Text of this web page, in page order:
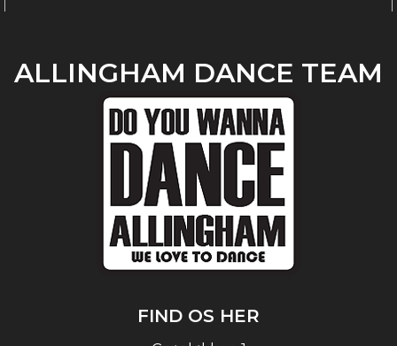
ALLINGHAM DANCE TEAM
FIND OS HER